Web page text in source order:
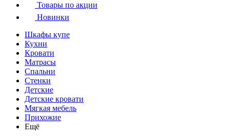
Товары по акции
Новинки
Шкафы купе
Кухни
Кровати
Матрасы
Cпальни
Стенки
Детские
Детские кровати
Мягкая мебель
Прихожие
Ещё